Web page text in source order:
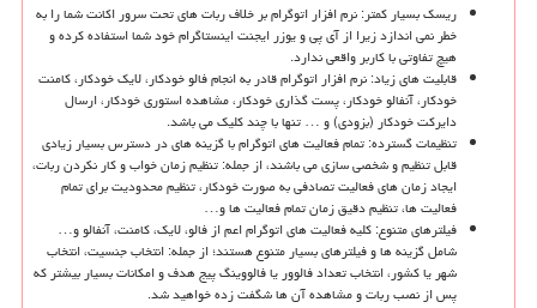
ریسک بسیار کمتر: نرم افزار اتوگرام بر خلاف ربات های تحت سرور اکانت شما را به
خطر نمی اندازد زیرا از آی پی و یوزر ایجنت اینستاگرام خود شما استفاده کرده و
هیچ تفاوتی با کاربر واقعی ندارد.
قابلیت های زیاد: نرم افزار اتوگرام قادر به انجام فالو خودکار، لایک خودکار، کامنت
خودکار، آنفالو خودکار، پست گذاری خودکار، مشاهده استوری خودکار، ارسال
دایرکت خودکار (بزودی) و … تنها با چند کلیک می باشد.
تنظیمات گسترده: تمام فعالیت های اتوگرام با گزینه های در دسترس بسیار زیادی
قابل تنظیم و شخصی سازی می باشند، از جمله: تنظیم زمان خواب و کار نکردن ربات،
ایجاد زمان های فعالیت تصادفی به صورت خودکار، تنظیم محدودیت برای تمام
فعالیت ها، تنظیم دقیق زمان تمام فعالیت ها و…
فیلترهای متنوع: کلیه فعالیت های اتوگرام اعم از فالو، لایک، کامنت، آنفالو و…
شامل گزینه ها و فیلترهای بسیار متنوع هستند؛ از جمله: انتخاب جنسیت، انتخاب
شهر یا کشور، انتخاب تعداد فالوور یا فالووینگ پیج هدف و امکانات بسیار بیشتر که
پس از نصب ربات و مشاهده آن ها شگفت زده خواهید شد.